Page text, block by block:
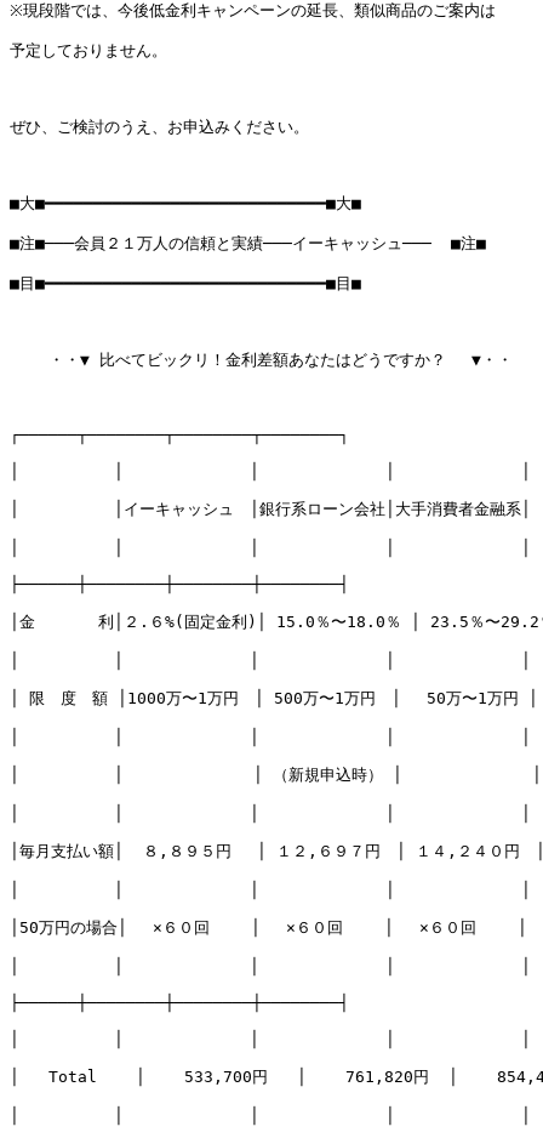
※現段階では、今後低金利キャンペーンの延長、類似商品のご案内は
予定しておりません。
ぜひ、ご検討のうえ、お申込みください。
■大■━━━━━━━━━━━━━━━━━━━━━━━━━━━━━■大■
■注■───会員２１万人の信頼と実績───イーキャッシュ───  ■注■
■目■━━━━━━━━━━━━━━━━━━━━━━━━━━━━━■目■
    ・・▼ 比べてビックリ！金利差額あなたはどうですか？ 　▼・・
┌──────┬────────┬────────┬────────┐
│　　　　　　│イーキャッシュ　│銀行系ローン会社│大手消費者金融系│
├──────┼────────┼────────┼────────┤
│金　　　　利│２.６%(固定金利)│ 15.0％〜18.0％ │ 23.5％〜
│ 限　度　額 │1000万〜1万円　│ 500万〜1万円　│　 50万〜1万円 │
│　　　　　　│　　　　　　  　│ （新規申込時） │ 　　　 　　　
│毎月支払い額│  ８,８９５円　 │ １２,６９７円　│ １４,２４０円　
│50万円の場合│　 ×６０回　　 │　 ×６０回　　 │　 ×６０回　　 │
├──────┼────────┼────────┼────────┤
│   Total    │    533,700円   │    761,820円  │